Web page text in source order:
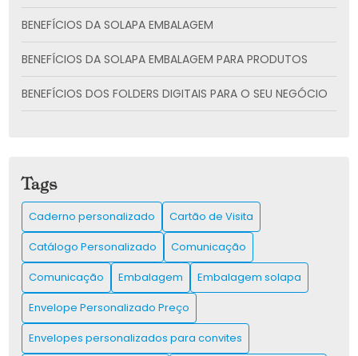
BENEFÍCIOS DA SOLAPA EMBALAGEM
BENEFÍCIOS DA SOLAPA EMBALAGEM PARA PRODUTOS
BENEFÍCIOS DOS FOLDERS DIGITAIS PARA O SEU NEGÓCIO
CARTÃO DE VISITA: COMO CRIAR E UTILIZAR PARA
IMPULSIONAR SUA REDE DE CONTATOS
CARTÃO DE VISITA: COMO CRIAR O SEU E IMPRESSIONAR
CLIENTES
CATÁLOGO IMPRESSO É A CHAVE PARA IMPULSIONAR SUAS
VENDAS E ENCANTAR CLIENTES
CATÁLOGO PERSONALIZADO PARA AUMENTAR SUAS
VENDAS E ENCANTAR CLIENTES
Tags
Caderno personalizado
Cartão de Visita
Catálogo Personalizado
Comunicação
Comunicação
Embalagem
Embalagem solapa
Envelope Personalizado Preço
Envelopes personalizados para convites